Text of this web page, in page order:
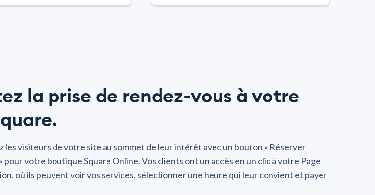
la prise de rendez-vous à votre
les visiteurs de votre site au sommet de leur intérêt avec un bouton « Réserver
pour votre boutique Square Online. Vos clients ont un accès en un clic à votre Page
où ils peuvent voir vos services, sélectionner une heure qui leur convient et payer